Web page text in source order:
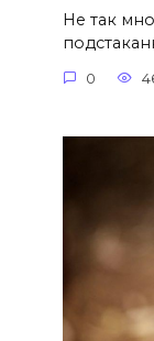
Не так
0